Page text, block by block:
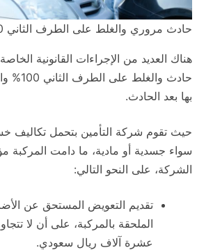
حادث مروري والغلط على الطرف الثاني 100 %
هناك العديد من الإجراءات القانونية
حادث
بها بعد الحادث.
حيث تقوم شركة التأمين بتحمل تكاليف
سواء جسدية أو مادية، ما دامت المركبة
الشركة، على النحو التالي:
تقديم التعويض المستحق عن
الملحقة بالمركبة، على أن لا
عشرة آلاف ريال سعودي.